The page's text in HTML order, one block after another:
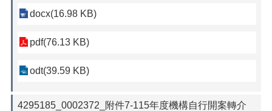
docx(16.98 KB)
pdf(76.13 KB)
odt(39.59 KB)
4295185_0002372_附件7-115年度機構自行開案轉介